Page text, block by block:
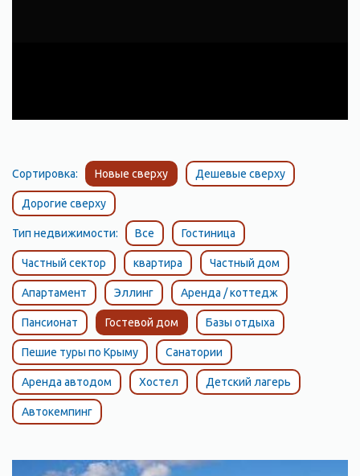
Сортировка: Новые сверху Дешевые сверху
Дорогие сверху
Тип недвижимости: Все Гостиница
Частный сектор квартира Частный дом
Апартамент Эллинг Аренда / коттедж
Пансионат Гостевой дом Базы отдыха
Пешие туры по Крыму Санатории
Аренда автодом Хостел Детский лагерь
Автокемпинг